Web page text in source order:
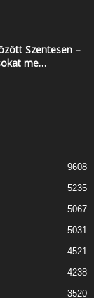
Szentesen –
me…
9608
5235
5067
5031
4521
4238
3520